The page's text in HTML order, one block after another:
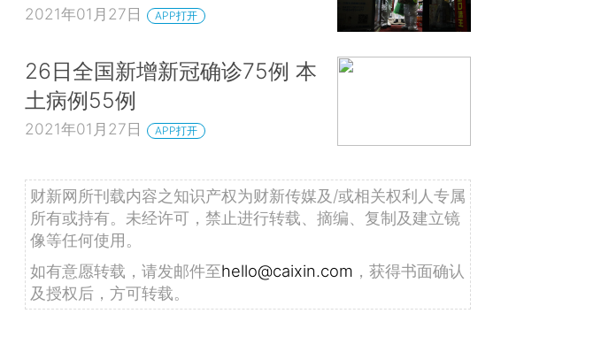
2021年01月27日 APP打开
26日全国新增新冠确诊75例 本
土病例55例
2021年01月27日 APP打开
财新网所刊载内容之知识产权为财新传媒及/或相关权利人专属
所有或持有。未经许可，禁止进行转载、摘编、复制及建立镜
像等任何使用。
如有意愿转载，请发邮件至hello@caixin.com ，获得书面确认
及授权后，方可转载。